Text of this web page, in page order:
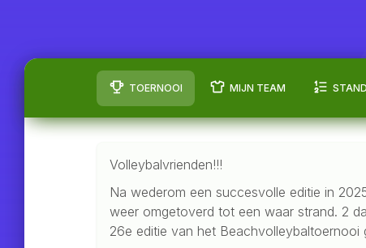
TOERNOOI MIJN TEAM
Volleybalvrienden!!!
Na wederom een succesvolle editie in
weer omgetoverd tot een waar strand. 2
26e editie van het